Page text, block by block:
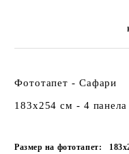
Фототапет - Сафари
183х254 см - 4 панела
Размер на фототапет: